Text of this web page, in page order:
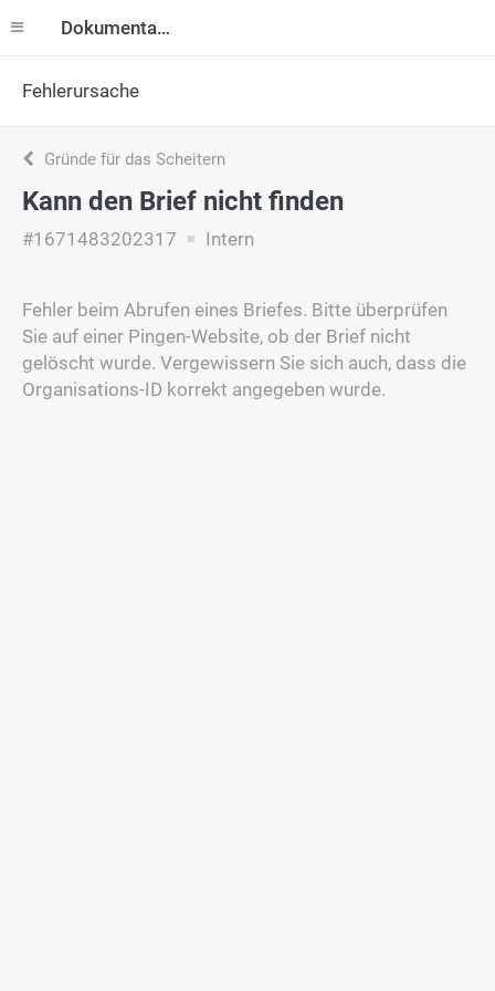
Dokumentation
Fehlerursache
Gründe für das Scheitern
Kann den Brief nicht finden
#1671483202317 Intern
Fehler beim Abrufen eines Briefes. Bitte überprüfen
Sie auf einer Pingen-Website, ob der Brief nicht
gelöscht wurde. Vergewissern Sie sich auch, dass die
Organisations-ID korrekt angegeben wurde.